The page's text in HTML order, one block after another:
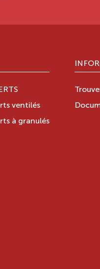
ventilés
à granulés